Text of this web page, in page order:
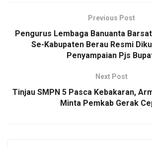
Previous Post
Pengurus Lembaga Banuanta
Se-Kabupaten Berau Resmi
Penyampaian Pjs
Next Post
Tinjau SMPN 5 Pasca Kebakaran,
Minta Pemkab Gerak